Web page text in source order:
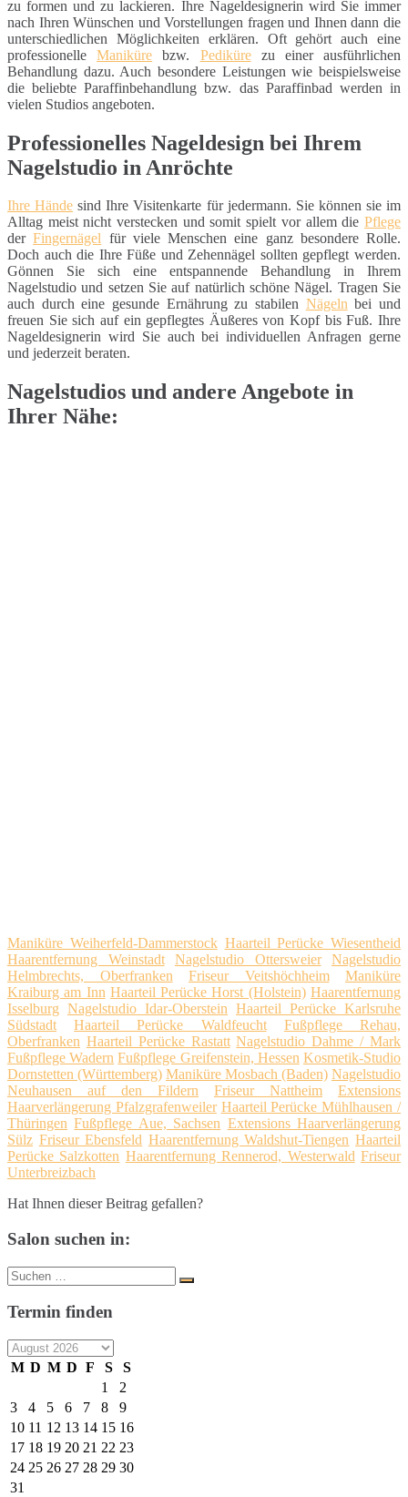
zu formen und zu lackieren. Ihre Nageldesignerin wird Sie immer
nach Ihren Wünschen und Vorstellungen fragen und Ihnen dann die
unterschiedlichen Möglichkeiten erklären. Oft gehört auch eine
professionelleManiküre bzw. Pedikürezu einer ausführlichen
Behandlung dazu. Auch besondere Leistungen wie beispielsweise
die beliebte Paraffinbehandlung bzw. das Paraffinbad werden in
vielen Studios angeboten.
Professionelles Nageldesign bei Ihrem
Nagelstudio in Anröchte
Ihre Hände sind Ihre Visitenkarte für jedermann. Sie können sie im
Alltag meist nicht verstecken und somit spielt vor allem die Pflege
derFingernägel für viele Menschen eine ganz besondere Rolle.
Doch auch die Ihre Füße und Zehennägel sollten gepflegt werden.
Gönnen Sie sich eine entspannende Behandlung in Ihrem
Nagelstudio und setzen Sie auf natürlich schöne Nägel. Tragen Sie
auch durch eine gesunde Ernährung zu stabilen Nägelnbei und
freuen Sie sich auf ein gepflegtes Äußeres von Kopf bis Fuß. Ihre
Nageldesignerin wird Sie auch bei individuellen Anfragen gerne
und jederzeit beraten.
Nagelstudios und andere Angebote in
Ihrer Nähe:
Maniküre Weiherfeld-Dammerstock Haarteil Perücke Wiesentheid
Haarentfernung Weinstadt
Nagelstudio Ottersweier
Nagelstudio
Helmbrechts, Oberfranken
Friseur Veitshöchheim
Maniküre
Kraiburg am Inn Haarteil Perücke Horst (Holstein) Haarentfernung
Isselburg Nagelstudio Idar-Oberstein Haarteil Perücke Karlsruhe
Südstadt
Haarteil Perücke Waldfeucht
Fußpflege Rehau,
Oberfranken Haarteil Perücke Rastatt Nagelstudio Dahme / Mark
Fußpflege Wadern Fußpflege Greifenstein, Hessen Kosmetik-Studio
Dornstetten (Württemberg) Maniküre Mosbach (Baden) Nagelstudio
Neuhausen auf den Fildern
Friseur Nattheim
Extensions
Haarverlängerung Pfalzgrafenweiler Haarteil Perücke Mühlhausen /
Thüringen Fußpflege Aue, Sachsen Extensions Haarverlängerung
Sülz Friseur Ebensfeld Haarentfernung Waldshut-Tiengen Haarteil
Perücke Salzkotten Haarentfernung Rennerod, Westerwald Friseur
Unterbreizbach
Hat Ihnen dieser Beitrag gefallen?
Salon suchen in:
Suche
nach:
Suchen
Termin finden
M D M D F S
S
1
2
3
4 5 6 7 8
9
10 11 12 13 14 15 16
17 18 19 20 21 22 23
24 25 26 27 28 29 30
31